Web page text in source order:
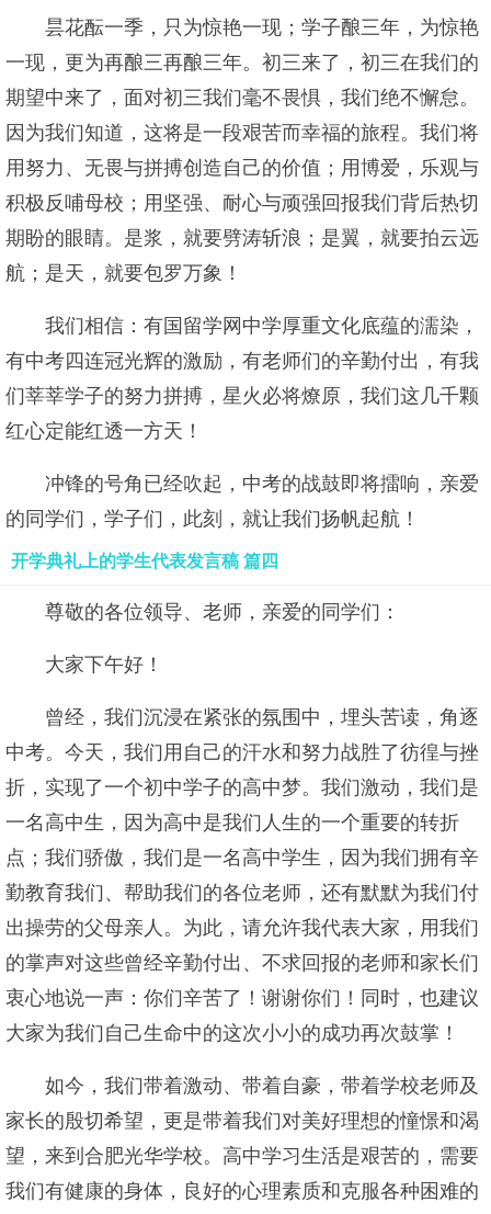
昙花酝一季，只为惊艳一现；学子酿三年，为惊艳
一现，更为再酿三再酿三年。初三来了，初三在我们的
期望中来了，面对初三我们毫不畏惧，我们绝不懈怠。
因为我们知道，这将是一段艰苦而幸福的旅程。我们将
用努力、无畏与拼搏创造自己的价值；用博爱，乐观与
积极反哺母校；用坚强、耐心与顽强回报我们背后热切
期盼的眼睛。是浆，就要劈涛斩浪；是翼，就要拍云远
航；是天，就要包罗万象！
我们相信：有国留学网中学厚重文化底蕴的濡染，
有中考四连冠光辉的激励，有老师们的辛勤付出，有我
们莘莘学子的努力拼搏，星火必将燎原，我们这几千颗
红心定能红透一方天！
冲锋的号角已经吹起，中考的战鼓即将擂响，亲爱
的同学们，学子们，此刻，就让我们扬帆起航！
开学典礼上的学生代表发言稿 篇四
尊敬的各位领导、老师，亲爱的同学们：
大家下午好！
曾经，我们沉浸在紧张的氛围中，埋头苦读，角逐
中考。今天，我们用自己的汗水和努力战胜了彷徨与挫
折，实现了一个初中学子的高中梦。我们激动，我们是
一名高中生，因为高中是我们人生的一个重要的转折
点；我们骄傲，我们是一名高中学生，因为我们拥有辛
勤教育我们、帮助我们的各位老师，还有默默为我们付
出操劳的父母亲人。为此，请允许我代表大家，用我们
的掌声对这些曾经辛勤付出、不求回报的老师和家长们
衷心地说一声：你们辛苦了！谢谢你们！同时，也建议
大家为我们自己生命中的这次小小的成功再次鼓掌！
如今，我们带着激动、带着自豪，带着学校老师及
家长的殷切希望，更是带着我们对美好理想的憧憬和渴
望，来到合肥光华学校。高中学习生活是艰苦的，需要
我们有健康的身体，良好的心理素质和克服各种困难的